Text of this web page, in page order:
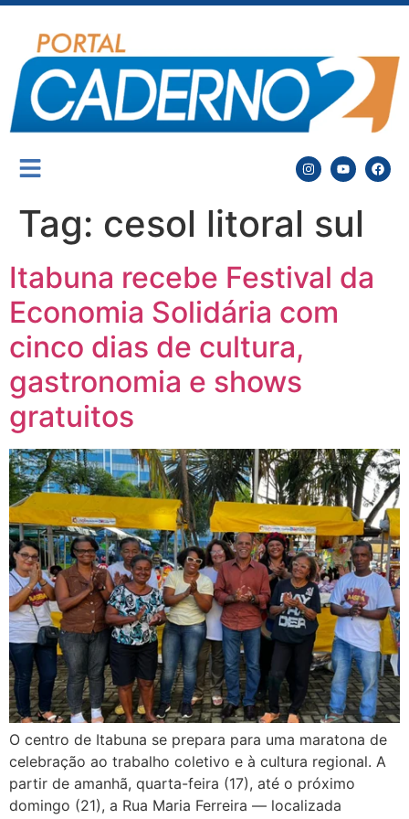
Tag: cesol litoral sul
Itabuna recebe Festival da
Economia Solidária com
cinco dias de cultura,
gastronomia e shows
gratuitos
O centro de Itabuna se prepara para uma maratona de
celebração ao trabalho coletivo e à cultura regional. A
partir de amanhã, quarta-feira (17), até o próximo
domingo (21), a Rua Maria Ferreira — localizada